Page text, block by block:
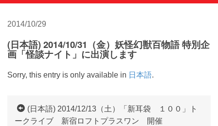
2014/10/29
(日本語) 2014/10/31（金）妖怪幻獣百物語 特別企
画「怪談ナイト」に出演します
Sorry, this entry is only available in 日本語.
(日本語) 2014/12/13（土）「新耳袋 １００」ト
ークライブ 新宿ロフトプラスワン 開催